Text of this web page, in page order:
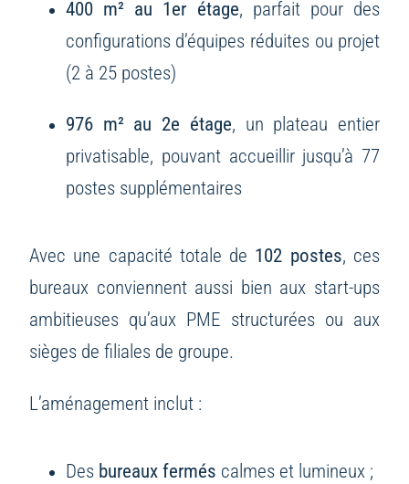
400 m² au 1er étage, parfait pour des
configurations d’équipes réduites ou projet
(2 à 25 postes)
976 m² au 2e étage, un plateau entier
privatisable, pouvant accueillir jusqu’à 77
postes supplémentaires
Avec une capacité totale de 102 postes, ces
bureaux conviennent aussi bien aux start-ups
ambitieuses qu’aux PME structurées ou aux
sièges de filiales de groupe.
L’aménagement inclut :
Des bureaux fermés calmes et lumineux ;